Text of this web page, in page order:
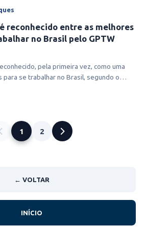
reconhecido entre as melhores
no Brasil pelo GPTW
pela primeira vez, como uma
se trabalhar no Brasil, segundo o
1 2
← VOLTAR
INÍCIO